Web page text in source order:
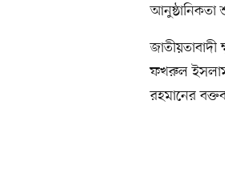
আনুষ্ঠানিকতা
ফখরুল ইসলাম
রহমানের